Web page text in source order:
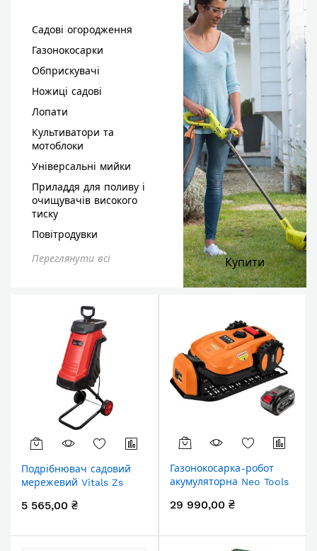
Садові огородження
Газонокосарки
Обприскувачі
Ножиці садові
Лопати
Культиватори та
мотоблоки
Універсальні мийки
Приладдя для поливу і
очищувачів високого
тиску
Повітродувки
Переглянути всі Купити
Подрібнювач садовий
мережевий Vitals Zs
40мм 40л 10кг
5 565,00 ₴
Газонокосарка-робот
акумуляторна Neo Tools
20-60мм 67дБ 600м2
IPX5 6.94кг
29 990,00 ₴